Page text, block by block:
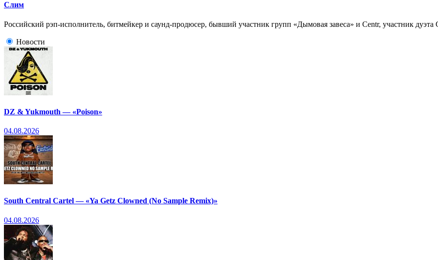
Слим
Российский рэп-исполнитель, битмейкер и саунд-продюсер, бывший участник групп «Дымовая завеса» и Centr, участник дуэта
Новости
DZ & Yukmouth — «Poison»
04.08.2026
South Central Cartel — «Ya Getz Clowned (No Sample Remix)»
04.08.2026